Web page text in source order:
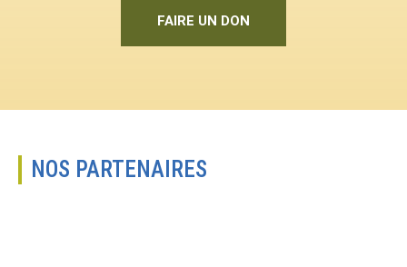
FAIRE UN DON
NOS PARTENAIRES